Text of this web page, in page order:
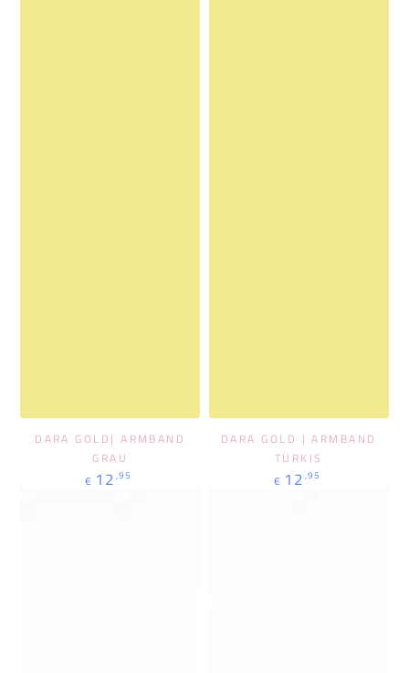
DARA GOLD| ARMBAND
GRAU
Regulärer
Preis
€ 12,95
DARA GOLD | ARMBAND
TÜRKIS
Regulärer
Preis
€ 12,95